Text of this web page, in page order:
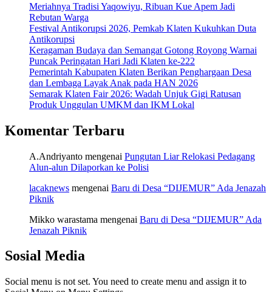
Meriahnya Tradisi Yaqowiyu, Ribuan Kue Apem Jadi
Rebutan Warga
Festival Antikorupsi 2026, Pemkab Klaten Kukuhkan Duta
Antikorupsi
Keragaman Budaya dan Semangat Gotong Royong Warnai
Puncak Peringatan Hari Jadi Klaten ke-222
Pemerintah Kabupaten Klaten Berikan Penghargaan Desa
dan Lembaga Layak Anak pada HAN 2026
Semarak Klaten Fair 2026: Wadah Unjuk Gigi Ratusan
Produk Unggulan UMKM dan IKM Lokal
Komentar Terbaru
A.Andriyanto mengenai Pungutan Liar Relokasi Pedagang
Alun-alun Dilaporkan ke Polisi
lacaknews mengenai Baru di Desa “DIJEMUR” Ada Jenazah
Piknik
Mikko warastama mengenai Baru di Desa “DIJEMUR” Ada
Jenazah Piknik
Sosial Media
Social menu is not set. You need to create menu and assign it to